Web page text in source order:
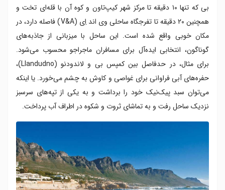
بی که تنها ۱۰ دقیقه تا مرکز شهر کیپ‌تاون و کوه آن با قله‌ای تخت و
همچنین ۲۰ دقیقه تا تفرجگاه ساحلی وی اند اِی (V&A) فاصله دارد، در
مکان خوبی واقع شده است. این ساحل با میزبانی از جاذبه‌های
گوناگون، انتخابی ایده‌آل برای مسافران ماجراجو محسوب می‌شود.
برای مثال، در حدفاصل بین کمپس بی و لاندودنو (Llandudno)،
حفره‌های آبی فراوانی برای غواصی و کاوش به چشم می‌خورد. یا اینکه
می‌توان سبد پیک‌نیک خود را برداشت و به یکی از تپه‌های سرسبز
نزدیک ساحل رفت و به تماشای ثروت و شکوه در اطراف آب پرداخت.